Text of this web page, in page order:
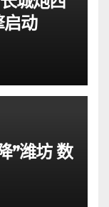
启动
”潍坊 数